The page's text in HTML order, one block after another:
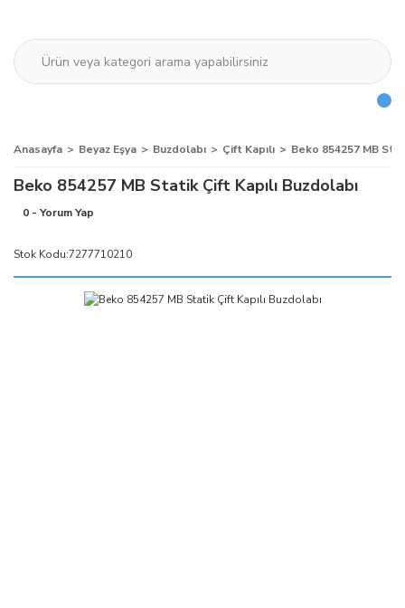
Anasayfa Beyaz Eşya Buzdolabı Çift Kapılı Beko 854257 MB
Beko 854257 MB Statik Çift Kapılı Buzdolabı
0 - Yorum Yap
Stok Kodu:7277710210